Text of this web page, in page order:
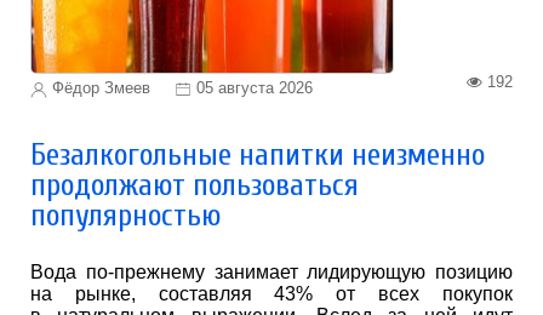
Фёдор Змеев 05 августа 2026 192
Безалкогольные напитки неизменно
продолжают пользоваться
популярностью
Вода по-прежнему занимает лидирующую позицию
на рынке, составляя 43% от всех покупок